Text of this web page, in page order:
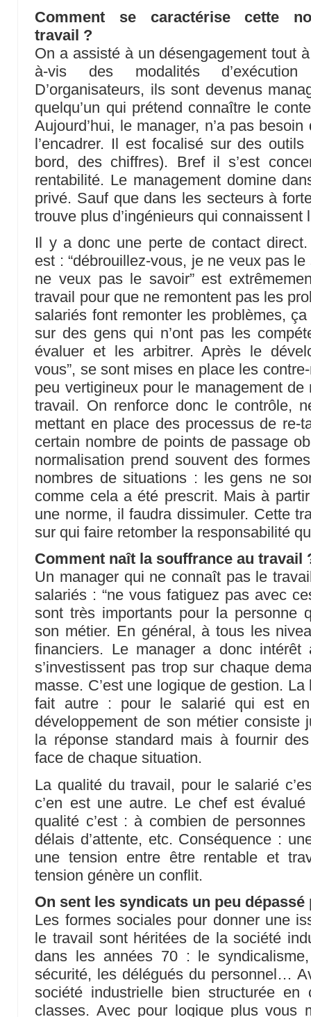
Comment se caractérise cette
travail ?
On a assisté à un désengagement tout
à-vis des modalités
D’organisateurs, ils sont devenus
quelqu’un qui prétend connaître le
Aujourd’hui, le manager, n’a pas
l’encadrer. Il est focalisé sur des
bord, des chiffres). Bref il s’est
rentabilité. Le management domine
privé. Sauf que dans les secteurs à
trouve plus d’ingénieurs qui connaissent
Il y a donc une perte de contact direct.
est : “débrouillez-vous, je ne veux pas
ne veux pas le savoir” est
travail pour que ne remontent pas les
salariés font remonter les problèmes,
sur des gens qui n’ont pas les
évaluer et les arbitrer. Après le
vous”, se sont mises en place les
peu vertigineux pour le management
travail. On renforce donc le contrôle,
mettant en place des processus de re-
certain nombre de points de passage
normalisation prend souvent des
nombres de situations : les gens ne
comme cela a été prescrit. Mais à
une norme, il faudra dissimuler. Cette
sur qui faire retomber la responsabilité
Comment naît la souffrance au travail
Un manager qui ne connaît pas le
salariés : “ne vous fatiguez pas avec
sont très importants pour la personne
son métier. En général, à tous les
financiers. Le manager a donc
s’investissent pas trop sur chaque
masse. C’est une logique de gestion.
fait autre : pour le salarié qui est en
développement de son métier consiste
la réponse standard mais à fournir
face de chaque situation.
La qualité du travail, pour le salarié
c’en est une autre. Le chef est
qualité c’est : à combien de
délais d’attente, etc. Conséquence :
une tension entre être rentable et
tension génère un conflit.
On sent les syndicats un peu
Les formes sociales pour donner une
le travail sont héritées de la société
dans les années 70 : le
sécurité, les délégués du personnel…
société industrielle bien structurée en
classes. Avec pour logique plus vous